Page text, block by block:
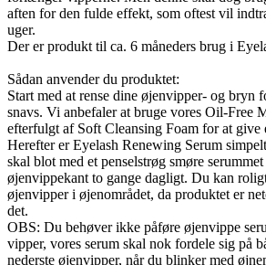
aften for den fulde effekt, som oftest vil
uger.
Der er produkt til ca. 6 måneders brug i
Sådan anvender du produktet:
Start med at rense dine øjenvipper- og bryn
snavs. Vi anbefaler at bruge vores Oil-Free
efterfulgt af Soft Cleansing Foam for at give
Herefter er Eyelash Renewing Serum
skal blot med et penselstrøg smøre
øjenvippekant to gange dagligt. Du kan
øjenvipper i øjenområdet, da produktet er
det.
OBS: Du behøver ikke påføre øjenvippe
vipper, vores serum skal nok fordele sig på
nederste øjenvipper, når du blinker med